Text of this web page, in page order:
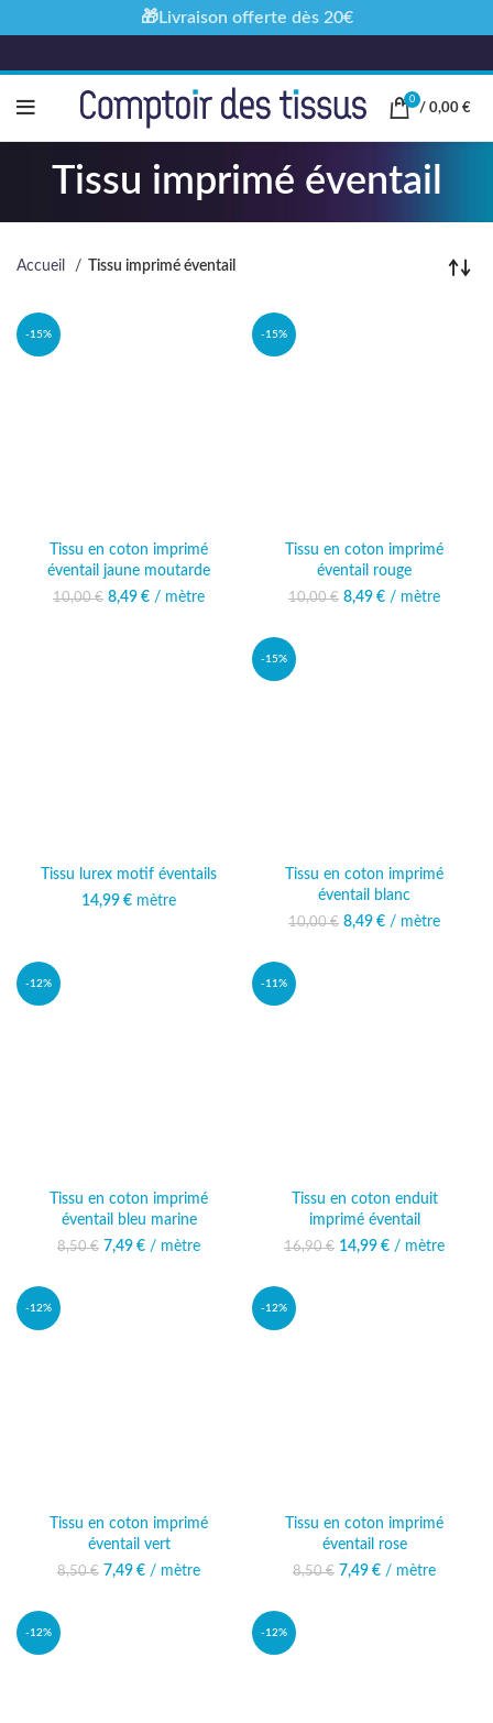
0
/ 0,00 €
Tissu imprimé éventail
Accueil Tissu imprimé éventail
-15%
Tissu en coton imprimé
éventail jaune moutarde
10,00€ Le prix initial était :
8,49 € Le prix actuel
/ mètre
-15%
Tissu en coton imprimé
éventail rouge
10,00€ Le prix initial était :
8,49 € Le prix actuel
/ mètre
Tissu lurex motif éventails
14,99 € mètre
-15%
Tissu en coton imprimé
éventail blanc
10,00€ Le prix initial était :
8,49 € Le prix actuel
/ mètre
-12%
Tissu en coton imprimé
éventail bleu marine
8,50€
Le prix initial était :
7,49 € Le prix actuel
/ mètre
-11%
Tissu en coton enduit
imprimé éventail
16,90€
Le prix initial était :
14,99 €
Le prix
/ mètre
-12%
Tissu en coton imprimé
éventail vert
8,50€
Le prix initial était :
7,49 € Le prix actuel
/ mètre
-12%
Tissu en coton imprimé
éventail rose
8,50€
Le prix initial était :
7,49 € Le prix actuel
/ mètre
-12% -12%
🎁Livraison offerte dès 20€